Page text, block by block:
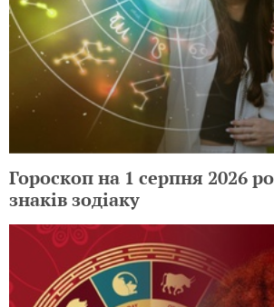
Гороскоп на 1 серпня 2026
знаків зодіаку